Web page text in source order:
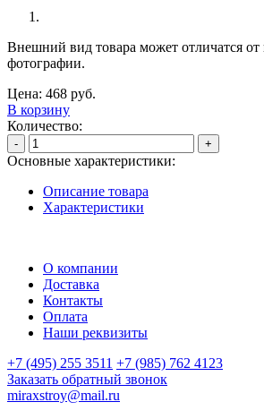
Внешний вид товара может отличатся от
фотографии.
Цена: 468 руб.
В корзину
Количество:
- +
Основные характеристики:
Описание товара
Характеристики
О компании
Доставка
Контакты
Оплата
Наши реквизиты
+7 (495) 255 3511 +7 (985) 762 4123
Заказать обратный звонок
miraxstroy@mail.ru